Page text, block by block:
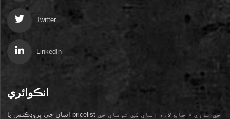
Twitter
LinkedIn
انڪوائري
اسان جي پروڊڪٽس يا pricelist جي باري ۾ جاچ لاء، اسان کي توهان جي